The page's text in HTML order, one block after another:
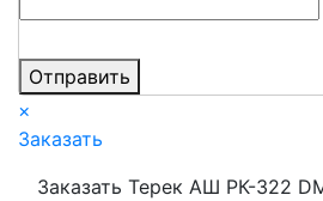
Отправить
×
Заказать
Заказать Терек АШ РК-322